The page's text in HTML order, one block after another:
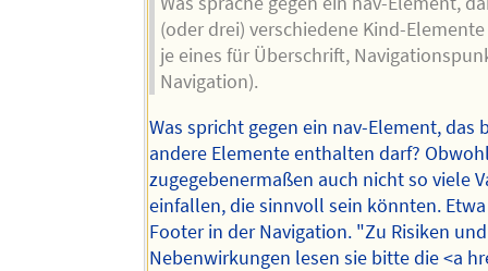
(oder drei) verschiedene Kind-
je eines für Überschrift,
Navigation).
Was spricht gegen ein nav-Element, das
andere Elemente enthalten darf?
zugegebenermaßen auch nicht so viele
einfallen, die sinnvoll sein könnten.
Footer in der Navigation. "Zu Risiken und
Nebenwirkungen lesen sie bitte die <a